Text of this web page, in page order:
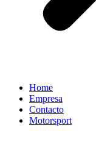
Home
Empresa
Contacto
Motorsport